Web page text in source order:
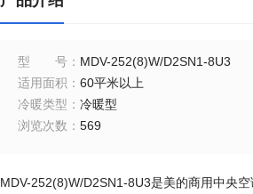
型号 ： MDV-252(8)W/D2SN1-8U3
适用面积 ： 60平米以上
冷暖类型 ： 冷暖型
浏览次数 ： 569
‌MDV-252(8)W/D2SN1-8U3是美的商用中央